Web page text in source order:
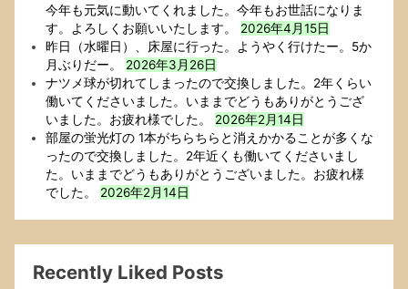
今年も元気に動いてくれました。今年もお世話になりま
す。よろしくお願いいたします。
2026年4月15日
昨日（水曜日）、床屋に行った。ようやく行けたー。5か
月ぶりだー。
2026年3月26日
ナツメ球が切れてしまったので交換しました。2年くらい
働いてくださいました。いままでどうもありがとうござ
いました。お疲れ様でした。
2026年2月14日
部屋の蛍光灯の 1本がちらちらと消えかかることが多くな
ったので交換しました。2年近くも働いてくださいまし
た。いままでどうもありがとうございました。お疲れ様
でした。
2026年2月14日
Recently Liked Posts